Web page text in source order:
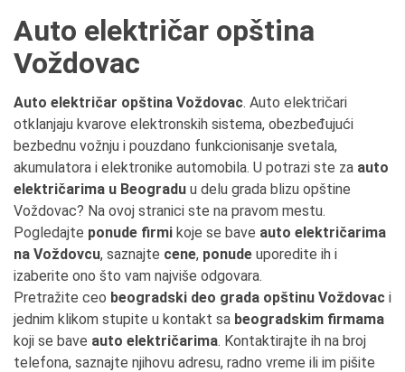
Auto električar opština
Voždovac
Auto električar opština Voždovac. Auto električari
otklanjaju kvarove elektronskih sistema, obezbeđujući
bezbednu vožnju i pouzdano funkcionisanje svetala,
akumulatora i elektronike automobila. U potrazi ste za auto
električarima u Beogradu u delu grada blizu opštine
Voždovac? Na ovoj stranici ste na pravom mestu.
Pogledajte ponude firmi koje se bave auto električarima
na Voždovcu, saznajte cene, ponude uporedite ih i
izaberite ono što vam najviše odgovara.
Pretražite ceo beogradski deo grada opštinu Voždovac i
jednim klikom stupite u kontakt sa beogradskim firmama
koji se bave auto električarima. Kontaktirajte ih na broj
telefona, saznajte njihovu adresu, radno vreme ili im pišite